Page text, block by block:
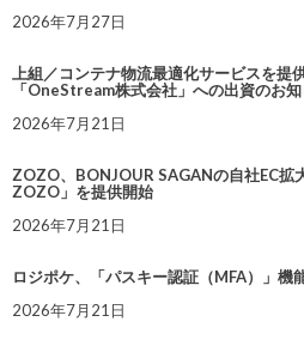
2026年7月27日
上組／コンテナ物流最適化サービスを提
「OneStream株式会社」への出資のお
2026年7月21日
ZOZO、BONJOUR SAGANの自社EC
ZOZO」を提供開始
2026年7月21日
ロジポケ、「パスキー認証（MFA）」機
2026年7月21日